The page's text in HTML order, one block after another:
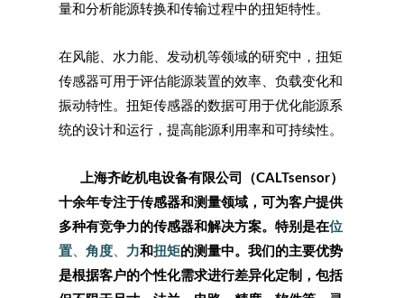
量和分析能源转换和传输过程中的扭矩特性。
在风能、水力能、发动机等领域的研究中，扭矩
传感器可用于评估能源装置的效率、负载变化和
振动特性。扭矩传感器的数据可用于优化能源系
统的设计和运行，提高能源利用率和可持续性。
上海齐屹机电设备有限公司（CALTsensor）
十余年专注于传感器和测量领域，可为客户提供
多种有竞争力的传感器和解决方案。特别是在位
置、 角度、 力和扭矩的测量中。我们的主要优势
是根据客户的个性化需求进行差异化定制，包括